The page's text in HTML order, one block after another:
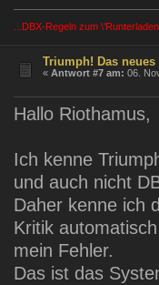
...DBX-Regeln zum
Triumph! Das
«Antwort #7 am: 06.
Hallo Riothamus,
Ich kenne
und auch nicht
Daher kenne ich
Kritik
mein Fehler.
Das ist das